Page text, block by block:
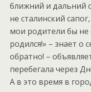
ближний и дальний
не сталинский
мои родители бы не
родился!» – знает о
обратно! –
перебегала через
А в это время в